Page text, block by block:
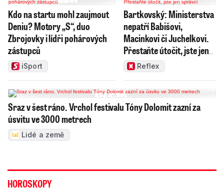
Kdo na startu mohl zaujmout
Deniu? Motory „S“, duo
Zbrojovky i lídři pohárových
zástupců
iSport
Bartkovský: Ministerstva
nepatří Babišovi,
Macinkovi či Juchelkovi.
Přestaňte útočit, jste jen
správci
Reflex
Sraz v šest ráno. Vrchol festivalu Tóny Dolomit zazní za
úsvitu ve 3000 metrech
Lidé a země
HOROSKOPY